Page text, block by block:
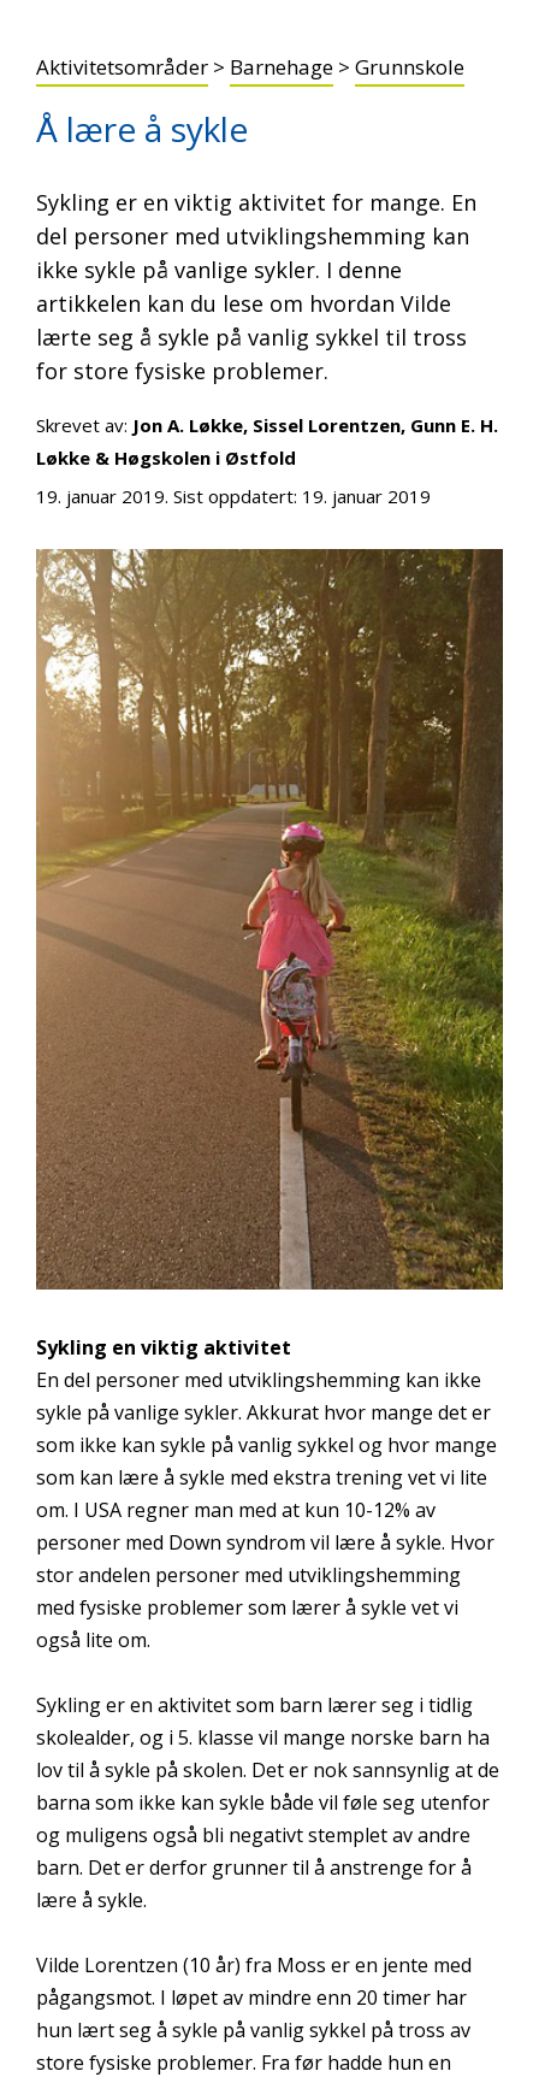
Aktivitetsområder > Barnehage > Grunnskole
Å lære å sykle
Sykling er en viktig aktivitet for mange. En
del personer med utviklingshemming kan
ikke sykle på vanlige sykler. I denne
artikkelen kan du lese om hvordan Vilde
lærte seg å sykle på vanlig sykkel til tross
for store fysiske problemer.
Skrevet av: Jon A. Løkke, Sissel Lorentzen, Gunn E. H.
Løkke & Høgskolen i Østfold
19. januar 2019. Sist oppdatert: 19. januar 2019
Sykling en viktig aktivitet
En del personer med utviklingshemming kan ikke
sykle på vanlige sykler. Akkurat hvor mange det er
som ikke kan sykle på vanlig sykkel og hvor mange
som kan lære å sykle med ekstra trening vet vi lite
om. I USA regner man med at kun 10-12% av
personer med Down syndrom vil lære å sykle. Hvor
stor andelen personer med utviklingshemming
med fysiske problemer som lærer å sykle vet vi
også lite om.
Sykling er en aktivitet som barn lærer seg i tidlig
skolealder, og i 5. klasse vil mange norske barn ha
lov til å sykle på skolen. Det er nok sannsynlig at de
barna som ikke kan sykle både vil føle seg utenfor
og muligens også bli negativt stemplet av andre
barn. Det er derfor grunner til å anstrenge for å
lære å sykle.
Vilde Lorentzen (10 år) fra Moss er en jente med
pågangsmot. I løpet av mindre enn 20 timer har
hun lært seg å sykle på vanlig sykkel på tross av
store fysiske problemer. Fra før hadde hun en